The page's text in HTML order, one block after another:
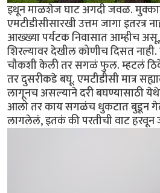
इथून माळशेज घाट अगदी जवळ.
एमटीडीसीसारखी उत्तम जागा इतरत्र
आख्ख्या पर्यटक निवासात आम्हीच
शिरल्यावर देखील कोणीच दिसत
चौकशी केली तर सगळं फुल. म्हटलं
तर दुसरीकडे बघू. एमटीडीसी मात्र
लागूनच असल्याने दरी बघण्यासाठी
आलो तर काय सगळंच धुकटात बुडून
लागलेलं, इतकं की परतीची वाट हरवून